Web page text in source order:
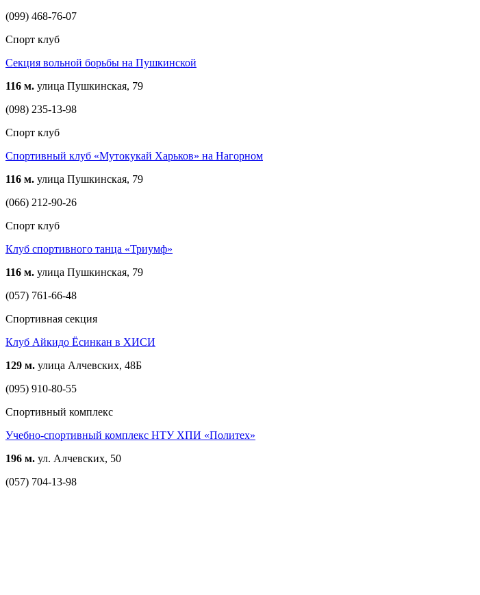
(099) 468-76-07
Спорт клуб
Секция вольной борьбы на Пушкинской
116 м. улица Пушкинская, 79
(098) 235-13-98
Спорт клуб
Спортивный клуб «Мутокукай Харьков» на Нагорном
116 м. улица Пушкинская, 79
(066) 212-90-26
Спорт клуб
Клуб спортивного танца «Триумф»
116 м. улица Пушкинская, 79
(057) 761-66-48
Спортивная секция
Клуб Айкидо Ёсинкан в ХИСИ
129 м. улица Алчевских, 48Б
(095) 910-80-55
Спортивный комплекс
Учебно-спортивный комплекс НТУ ХПИ «Политех»
196 м. ул. Алчевских, 50
(057) 704-13-98